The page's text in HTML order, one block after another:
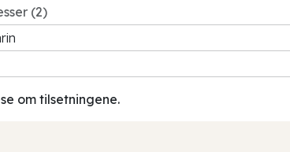
(2)
om tilsetningene.